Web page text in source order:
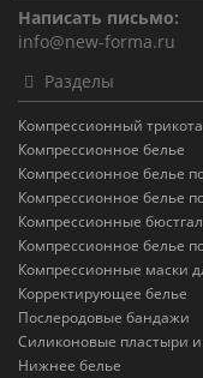
Написать письмо:
info@new-forma.ru
Разделы
Компрессионный
Компрессионное белье
Компрессионное белье
Компрессионное белье
Компрессионные
Компрессионное белье
Компрессионные маски
Корректирующее белье
Послеродовые бандажи
Силиконовые пластыри
Нижнее белье